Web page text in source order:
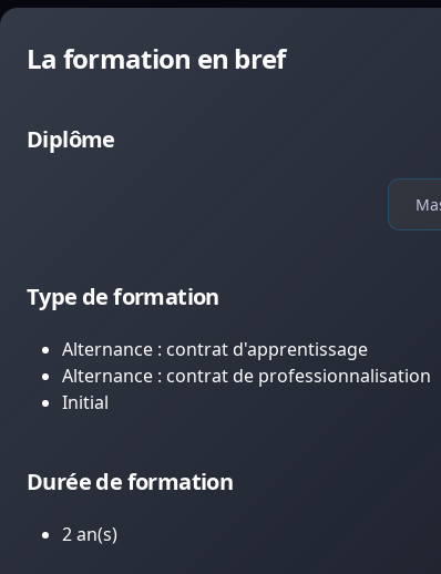
La formation en bref
Diplôme
Type de formation
Alternance : contrat d'apprentissage
Alternance : contrat de professionnalisation
Initial
Durée de formation
2 an(s)